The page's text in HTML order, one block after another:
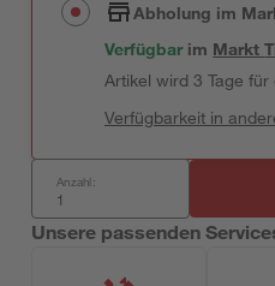
Abholung im
Verfügbar im Markt
Artikel wird 3 Tage
Verfügbarkeit in
Anzahl:
Unsere passenden